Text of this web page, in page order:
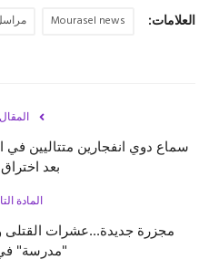
العلامات: Mourasel news
بعد
المادة
مجزرة جديدة...عشرات القتلى
"مدرسة" في